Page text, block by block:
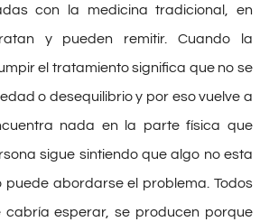
con la medicina tradicional, en
y pueden remitir. Cuando la
el tratamiento significa que no se
o desequilibrio y por eso vuelve a
nada en la parte física que
sigue sintiendo que algo no esta
abordarse el problema. Todos
esperar, se producen porque